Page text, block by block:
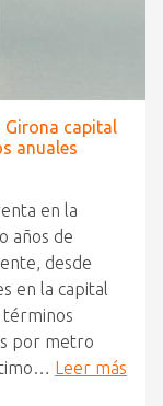
Girona capital
anuales
en la
años de
desde
en la capital
términos
por metro
Leer más